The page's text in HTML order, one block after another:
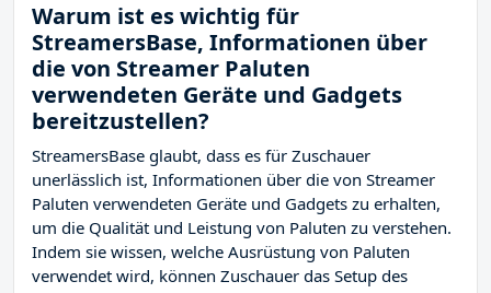
Warum ist es wichtig für
StreamersBase, Informationen über
die von Streamer Paluten
verwendeten Geräte und Gadgets
bereitzustellen?
StreamersBase glaubt, dass es für Zuschauer
unerlässlich ist, Informationen über die von Streamer
Paluten verwendeten Geräte und Gadgets zu erhalten,
um die Qualität und Leistung von Paluten zu verstehen.
Indem sie wissen, welche Ausrüstung von Paluten
verwendet wird, können Zuschauer das Setup des